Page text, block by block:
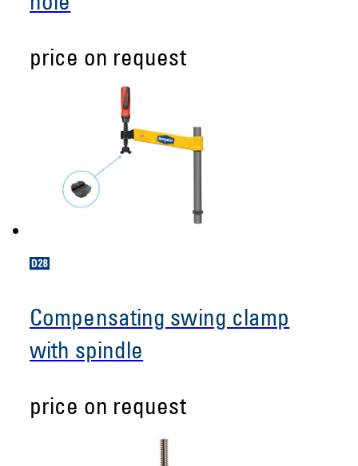
hole
price on request
Compensating swing clamp
with spindle
price on request